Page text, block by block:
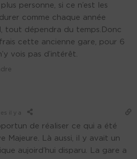
personne, si ce n’est les
comme chaque année
tout dépendra du temps.Donc
cette ancienne gare, pour 6
vois pas d’intérêt.
il y a
de réaliser ce qui a été
Majeure. Là aussi, il y avait un
aujoird’hui disparu. La gare a